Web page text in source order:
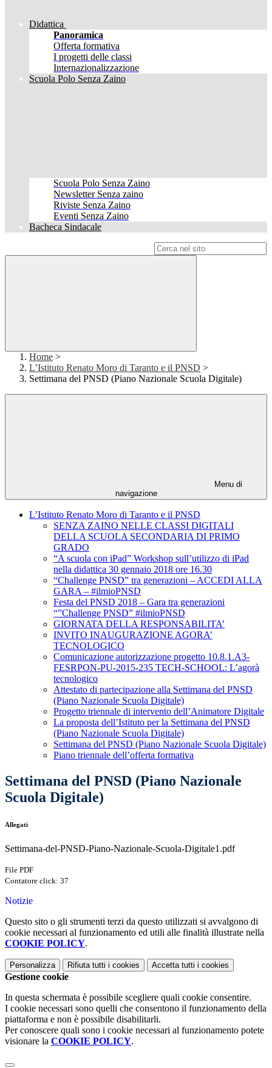
Didattica
Panoramica
Offerta formativa
I progetti delle classi
Internazionalizzazione
Scuola Polo Senza Zaino
Scuola Polo Senza Zaino
Newsletter Senza zaino
Riviste Senza Zaino
Eventi Senza Zaino
Bacheca Sindacale
Home >
L’Istituto Renato Moro di Taranto e il PNSD >
Settimana del PNSD (Piano Nazionale Scuola Digitale)
Menu di
navigazione
L’Istituto Renato Moro di Taranto e il PNSD
SENZA ZAINO NELLE CLASSI DIGITALI
DELLA SCUOLA SECONDARIA DI PRIMO
GRADO
“A scuola con iPad” Workshop sull’utilizzo di iPad
nella didattica 30 gennaio 2018 ore 16.30
“Challenge PNSD” tra generazioni – ACCEDI ALLA
GARA – #ilmioPNSD
Festa del PNSD 2018 – Gara tra generazioni
“”Challenge PNSD” #ilmioPNSD
GIORNATA DELLA RESPONSABILITA’
INVITO INAUGURAZIONE AGORA’
TECNOLOGICO
Comunicazione autorizzazione progetto 10.8.1.A3-
FESRPON-PU-2015-235 TECH-SCHOOL: L’agorà
tecnologico
Attestato di partecipazione alla Settimana del PNSD
(Piano Nazionale Scuola Digitale)
Progetto triennale di intervento dell’Animatore Digitale
La proposta dell’Istituto per la Settimana del PNSD
(Piano Nazionale Scuola Digitale)
Settimana del PNSD (Piano Nazionale Scuola Digitale)
Piano triennale dell’offerta formativa
Settimana del PNSD (Piano Nazionale
Scuola Digitale)
Allegati
Settimana-del-PNSD-Piano-Nazionale-Scuola-Digitale1.pdf
File PDF
Contatore click: 37
Notizie
Questo sito o gli strumenti terzi da questo utilizzati si avvalgono di
cookie necessari al funzionamento ed utili alle finalità illustrate nella
COOKIE POLICY.
Personalizza Rifiuta tutti i cookies Accetta tutti i cookies
Gestione cookie
In questa schermata è possibile scegliere quali cookie consentire.
I cookie necessari sono quelli che consentono il funzionamento della
piattaforma e non è possibile disabilitarli.
Per conoscere quali sono i cookie necessari al funzionamento potete
visionare la COOKIE POLICY.